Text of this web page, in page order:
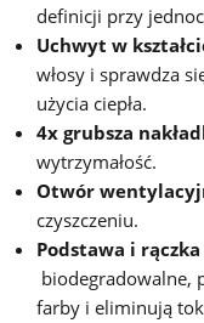
definicji przy
Uchwyt w
włosy i sprawdza
użycia ciepła.
4x grubsza
wytrzymałość.
Otwór
czyszczeniu.
Podstawa i
biodegradowalne,
farby i eliminują